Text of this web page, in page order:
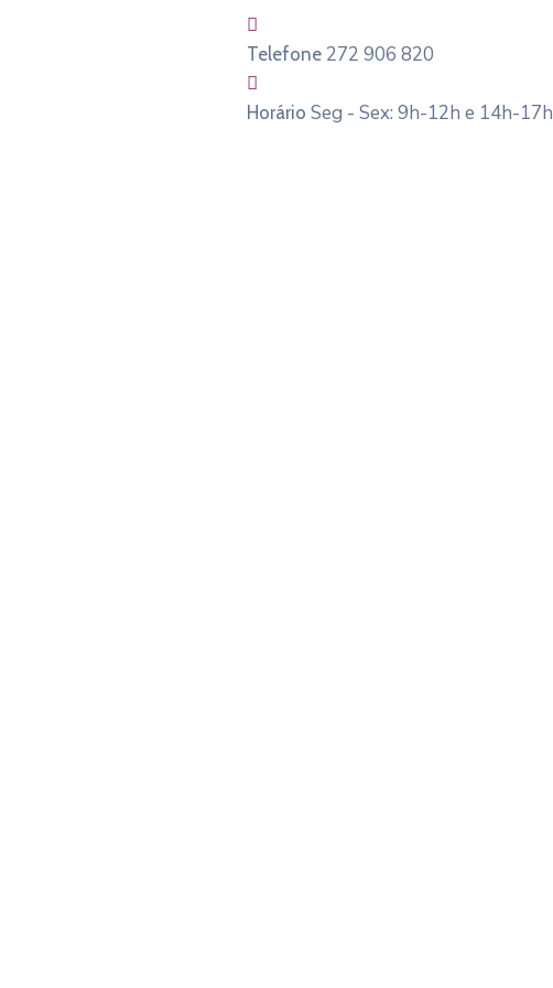
Telefone 272 906 820
Horário Seg - Sex: 9h-12h e 14h-17h